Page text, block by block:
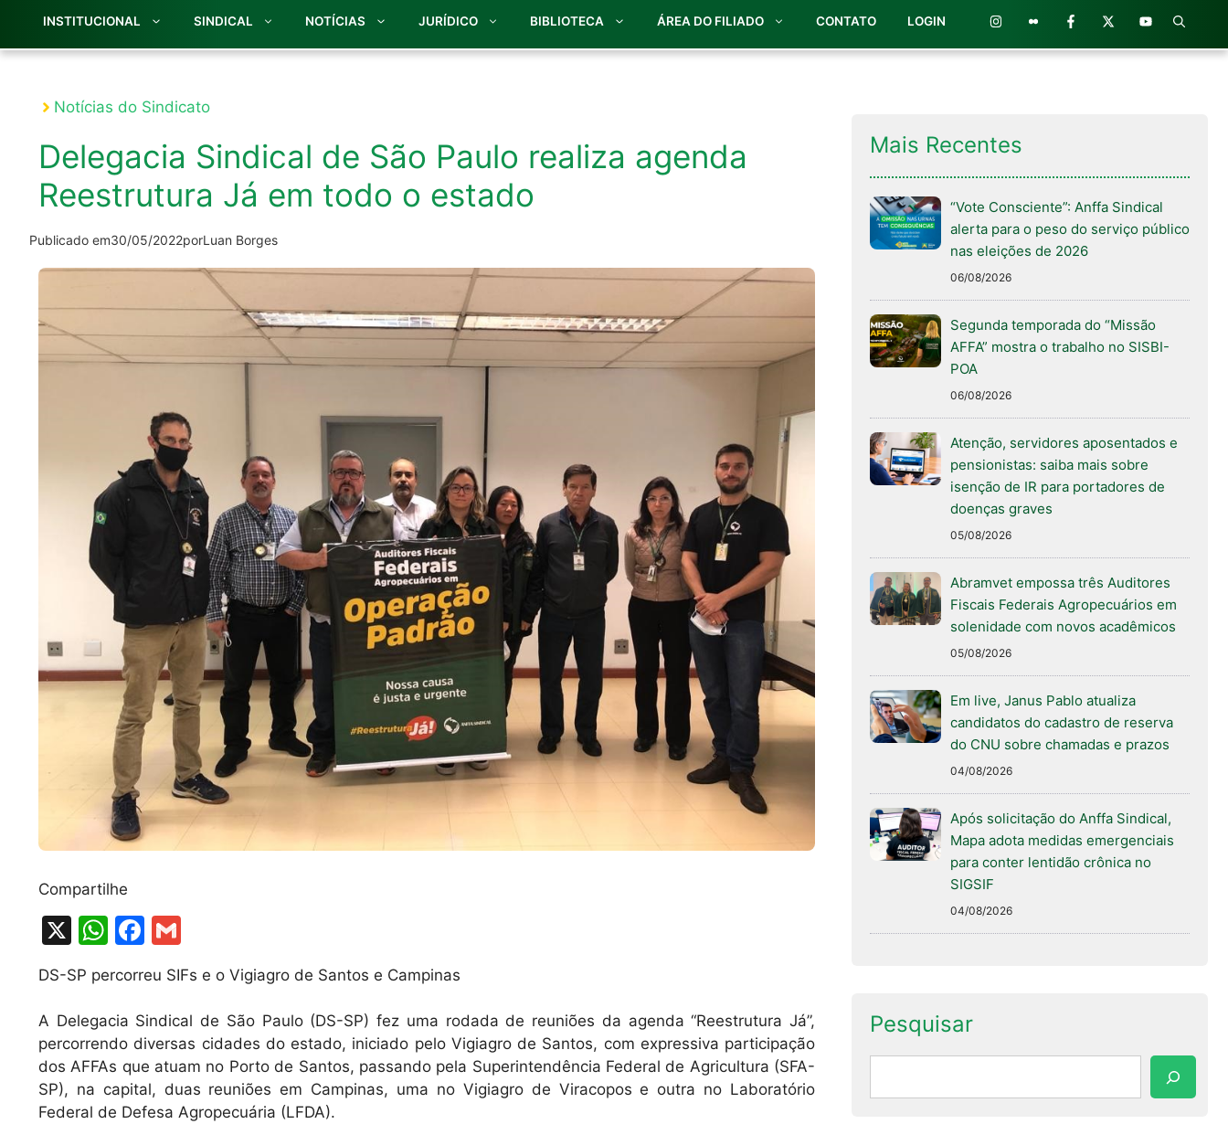
INSTITUCIONAL SINDICAL NOTÍCIAS JURÍDICO BIBLIOTECA ÁREA DO FILIADO CONTATO LOGIN
Notícias do Sindicato
Delegacia Sindical de São Paulo realiza agenda
Reestrutura Já em todo o estado
Publicado em30/05/2022porLuan Borges
Compartilhe
X
W
at
s
A
p
p
F
c
e
b
o
o
m
ai
l
DS-SP percorreu SIFs e o Vigiagro de Santos e Campinas
A Delegacia Sindical de São Paulo (DS-SP) fez uma rodada de reuniões da agenda “Reestrutura Já”,
percorrendo diversas cidades do estado, iniciado pelo Vigiagro de Santos, com expressiva participação
dos AFFAs que atuam no Porto de Santos, passando pela Superintendência Federal de Agricultura (SFA-
SP), na capital, duas reuniões em Campinas, uma no Vigiagro de Viracopos e outra no Laboratório
Federal de Defesa Agropecuária (LFDA).
Mais Recentes
“Vote Consciente”: Anffa Sindical
alerta para o peso do serviço público
nas eleições de 2026
06/08/2026
Segunda temporada do “Missão
AFFA” mostra o trabalho no SISBI-
POA
06/08/2026
Atenção, servidores aposentados e
pensionistas: saiba mais sobre
isenção de IR para portadores de
doenças graves
05/08/2026
Abramvet empossa três Auditores
Fiscais Federais Agropecuários em
solenidade com novos acadêmicos
05/08/2026
Em live, Janus Pablo atualiza
candidatos do cadastro de reserva
do CNU sobre chamadas e prazos
04/08/2026
Após solicitação do Anffa Sindical,
Mapa adota medidas emergenciais
para conter lentidão crônica no
SIGSIF
04/08/2026
Pesquisar